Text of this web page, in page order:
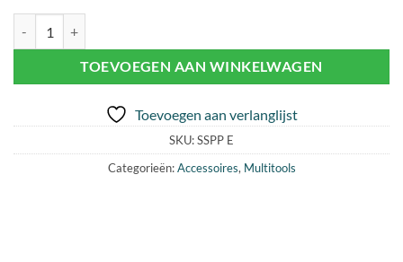
TOEVOEGEN AAN WINKELWAGEN
Toevoegen aan verlanglijst
SKU:SSPP E
Categorieën:Accessoires, Multitools